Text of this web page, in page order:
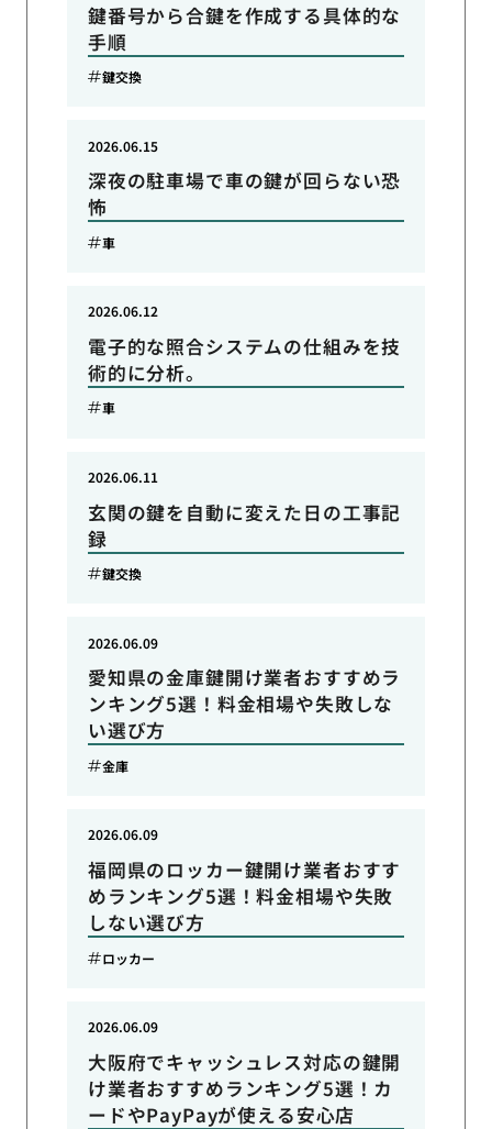
鍵番号から合鍵を作成する具体的な
手順
鍵交換
深夜の駐車場で車の鍵が回らない恐
怖
2026.06.15
車
電子的な照合システムの仕組みを技
術的に分析。
2026.06.12
車
玄関の鍵を自動に変えた日の工事記
録
2026.06.11
鍵交換
愛知県の金庫鍵開け業者おすすめラ
ンキング5選！料金相場や失敗しな
い選び方
2026.06.09
金庫
福岡県のロッカー鍵開け業者おすす
めランキング5選！料金相場や失敗
しない選び方
2026.06.09
ロッカー
大阪府でキャッシュレス対応の鍵開
け業者おすすめランキング5選！カ
ードやPayPayが使える安心店
2026.06.09